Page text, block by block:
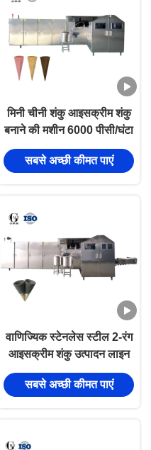
मिनी चीनी शंकु आइसक्रीम शंकु
बनाने की मशीन 6000 पीसी/घंटा
सबसे अच्छी कीमत पाएं
वाणिज्यिक स्टेनलेस स्टील 2-रंग
आइसक्रीम शंकु उत्पादन लाइन
सबसे अच्छी कीमत पाएं